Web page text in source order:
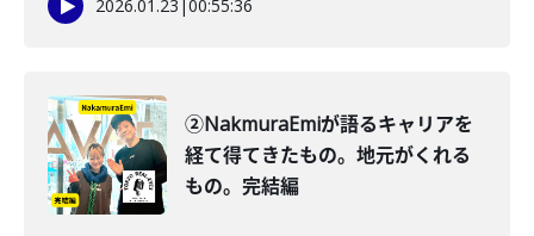
2026.01.23 |00:55:36
②NakmuraEmiが語るキャリアを
経て得てきたもの。地元がくれる
もの。完結編